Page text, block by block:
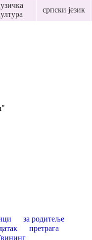
српски језик
за родитеље
претрага